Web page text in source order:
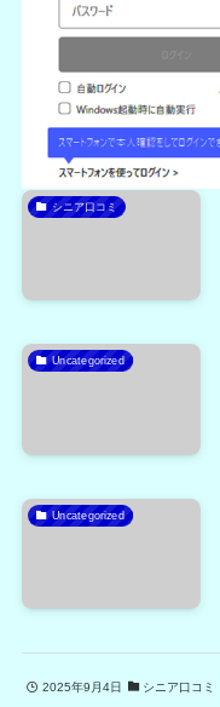
シニア口コミ
Uncategorized
Uncategorized
2025年9月4日 シニア口コミ